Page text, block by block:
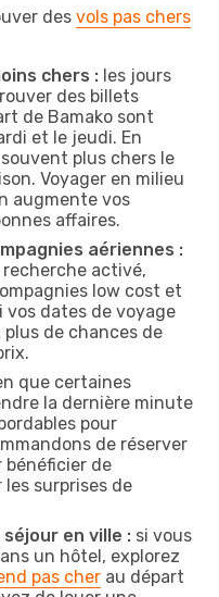
des vols pas chers
chers : les jours
des billets
de Bamako sont
et le jeudi. En
plus chers le
Voyager en milieu
augmente vos
affaires.
aériennes :
activé,
low cost et
vos dates de voyage
de chances de
que certaines
la dernière minute
pour
de réserver
bénéficier de
surprises de
en ville : si vous
un hôtel, explorez
pas cher au départ